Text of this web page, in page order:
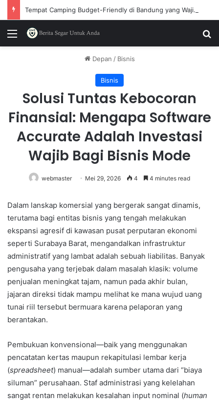
Tempat Camping Budget-Friendly di Bandung yang Wajib Dicoba
Menu
Depan / Bisnis
Bisnis
Solusi Tuntas Kebocoran
Finansial: Mengapa Software
Accurate Adalah Investasi
Wajib Bagi Bisnis Mode
webmaster Mei 29, 2026 4 4 minutes read
Dalam lanskap komersial yang bergerak sangat dinamis,
terutama bagi entitas bisnis yang tengah melakukan
ekspansi agresif di kawasan pusat perputaran ekonomi
seperti Surabaya Barat, mengandalkan infrastruktur
administratif yang lambat adalah sebuah liabilitas. Banyak
pengusaha yang terjebak dalam masalah klasik: volume
penjualan meningkat tajam, namun pada akhir bulan,
jajaran direksi tidak mampu melihat ke mana wujud uang
tunai riil tersebut bermuara karena pelaporan yang
berantakan.
Pembukuan konvensional—baik yang menggunakan
pencatatan kertas maupun rekapitulasi lembar kerja
(spreadsheet) manual—adalah sumber utama dari “biaya
siluman” perusahaan. Staf administrasi yang kelelahan
sangat rentan melakukan kesalahan input nominal (human